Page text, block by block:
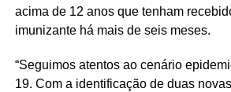
acima de 12 anos que tenham
imunizante há mais de seis meses.
“Seguimos atentos ao cenário
19. Com a identificação de duas